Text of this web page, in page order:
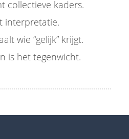
collectieve kaders.
interpretatie.
wie “gelijk” krijgt.
is het tegenwicht.